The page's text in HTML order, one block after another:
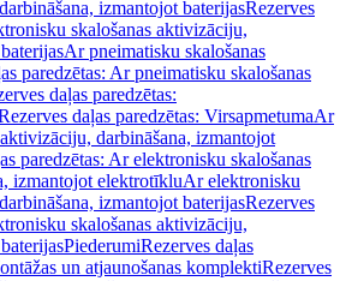
izmantojot baterijasRezerves
skalošanas aktivizāciju,
Ar pneimatisku skalošanas
paredzētas: Ar pneimatisku skalošanas
daļas paredzētas:
daļas paredzētas: VirsapmetumaAr
darbināšana, izmantojot
paredzētas: Ar elektronisku skalošanas
izmantojot elektrotīkluAr elektronisku
izmantojot baterijasRezerves
skalošanas aktivizāciju,
PiederumiRezerves daļas
un atjaunošanas komplektiRezerves